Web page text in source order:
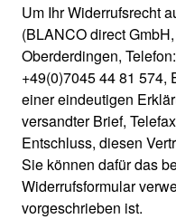
Um Ihr Widerrufsrecht
(BLANCO direct
Oberderdingen,
+49(0)7045 44 81 574,
einer eindeutigen
versandter Brief,
Entschluss, diesen
Sie können dafür das
Widerrufsformular
vorgeschrieben ist.